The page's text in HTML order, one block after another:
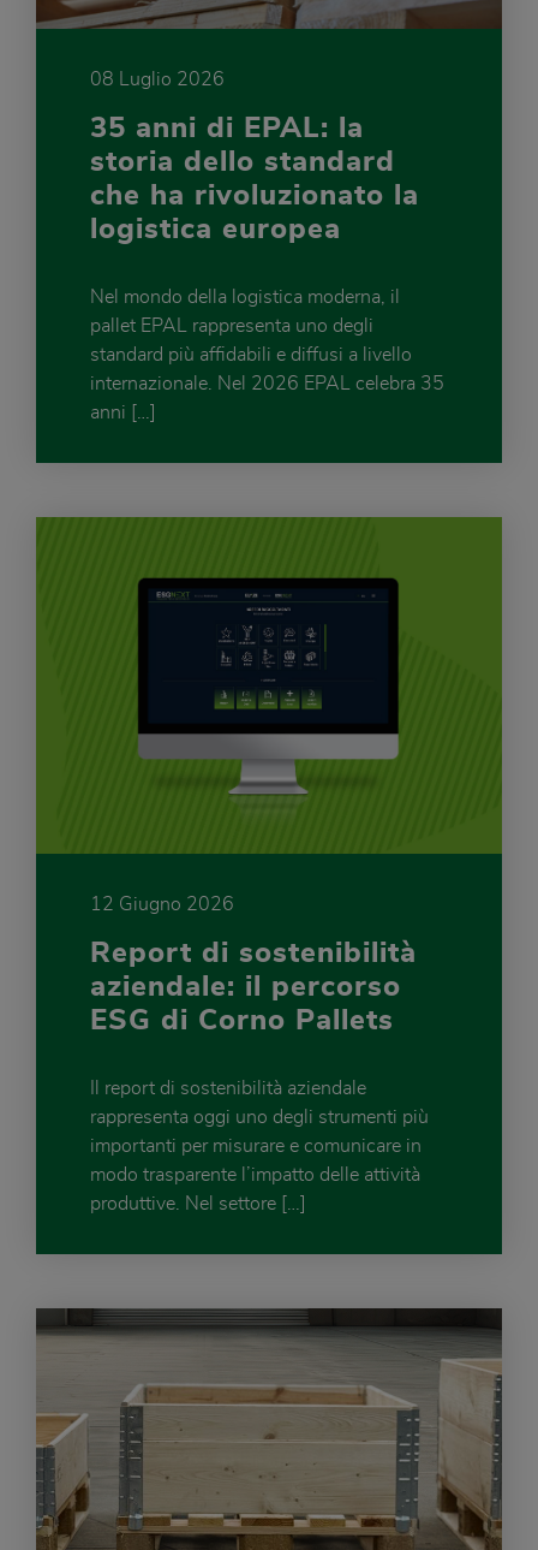
08 Luglio 2026
35 anni di EPAL: la
storia dello standard
che ha rivoluzionato la
logistica europea
Nel mondo della logistica moderna, il
pallet EPAL rappresenta uno degli
standard più affidabili e diffusi a livello
internazionale. Nel 2026 EPAL celebra 35
anni […]
12 Giugno 2026
Report di sostenibilità
aziendale: il percorso
ESG di Corno Pallets
Il report di sostenibilità aziendale
rappresenta oggi uno degli strumenti più
importanti per misurare e comunicare in
modo trasparente l’impatto delle attività
produttive. Nel settore […]